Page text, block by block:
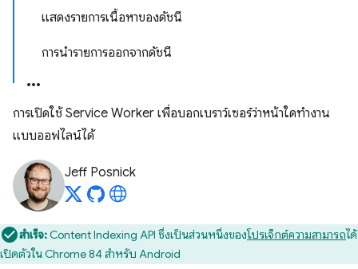
แสดงรายการเนื้อหาของดัชนี
การนำรายการออกจากดัชนี
การเปิดใช้ Service Worker เพื่อบอกเบราว์เซอร์ว่าหน้าใดทำงาน
แบบออฟไลน์ได้
Jeff Posnick
สำเร็จ:Content Indexing API ซึ่งเป็นส่วนหนึ่งของโปรเจ็กต์ความสามารถได้
เปิดตัวใน Chrome 84 สำหรับ Android